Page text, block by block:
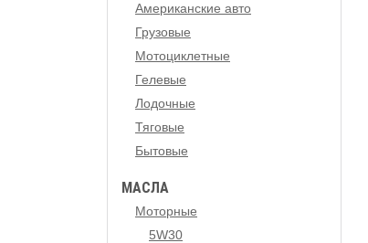
Американские авто
Грузовые
Мотоциклетные
Гелевые
Лодочные
Тяговые
Бытовые
МАСЛА
Моторные
5W30